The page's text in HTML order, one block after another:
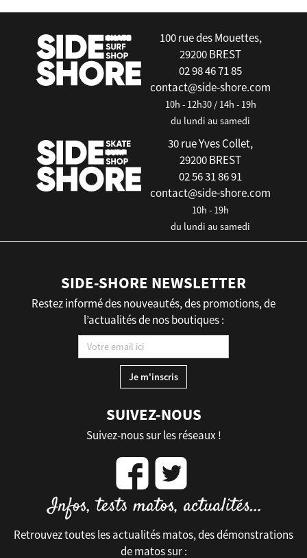
100 rue des Mouettes,
29200 BREST
02 98 46 71 85
contact@side-shore.com
10h - 12h30 / 14h - 19h
du lundi au samedi
30 rue Yves Collet,
29200 BREST
02 56 31 86 91
contact@side-shore.com
10h - 19h
du lundi au samedi
SIDE-SHORE NEWSLETTER
Restez informé des nouveautés, des promotions, de
l’actualités de nos boutiques :
SUIVEZ-NOUS
Suivez-nous sur les réseaux !
Retrouvez toutes les actualités matos, des démonstrations
de matos sur :